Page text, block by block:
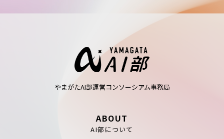
やまがたAI部運営コンソーシアム事務局
ABOUT
AI部について